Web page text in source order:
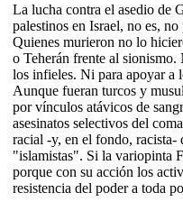
La lucha contra el asedio de
palestinos en Israel, no es,
Quienes murieron no lo
o Teherán frente al
los infieles. Ni para apoyar a
Aunque fueran turcos y
por vínculos atávicos de
asesinatos selectivos del
racial -y, en el fondo, racista-
"islamistas". Si la variopinta
porque con su acción los
resistencia del poder a toda